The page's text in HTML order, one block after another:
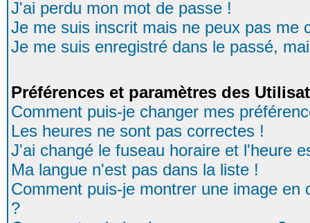
J'ai perdu mon mot de passe !
Je me suis inscrit mais ne peux pas me
Je me suis enregistré dans le passé,
Préférences et paramètres des
Comment puis-je changer mes
Les heures ne sont pas correctes !
J'ai changé le fuseau horaire et l'heure
Ma langue n'est pas dans la liste !
Comment puis-je montrer une image
?